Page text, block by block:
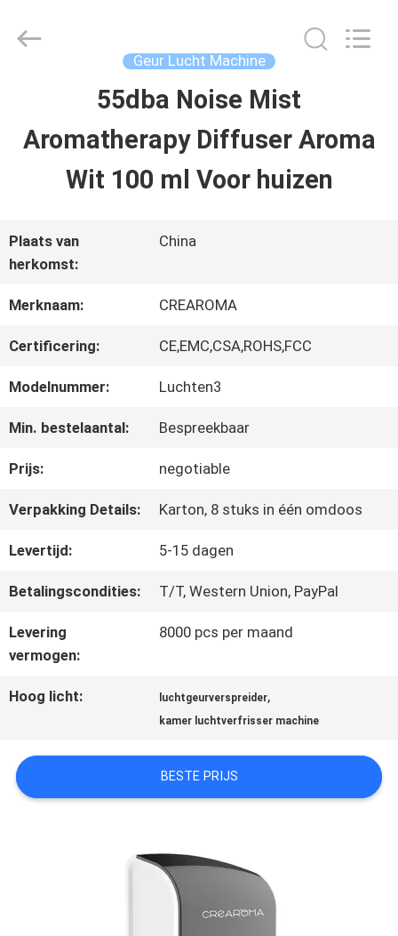
PRODUCTEN
VIDEOS
VR-
SHOW
FABRIEKSREIS
KWALITEITSCONTROLE
CONTACTEER
ONS
NIEUWS
Meter
Developed
Geur Lucht Machine
55dba Noise Mist
Aromatherapy Diffuser Aroma
Wit 100 ml Voor huizen
Plaats van
herkomst:
China
Merknaam: CREAROMA
Certificering: CE,EMC,CSA,ROHS,FCC
Modelnummer: Luchten3
Min. bestelaantal: Bespreekbaar
Prijs: negotiable
Verpakking Details: Karton, 8 stuks in één omdoos
Levertijd: 5-15 dagen
Betalingscondities: T/T, Western Union, PayPal
Levering
vermogen:
8000 pcs per maand
Hoog licht: luchtgeurverspreider,
kamer luchtverfrisser machine
BESTE PRIJS